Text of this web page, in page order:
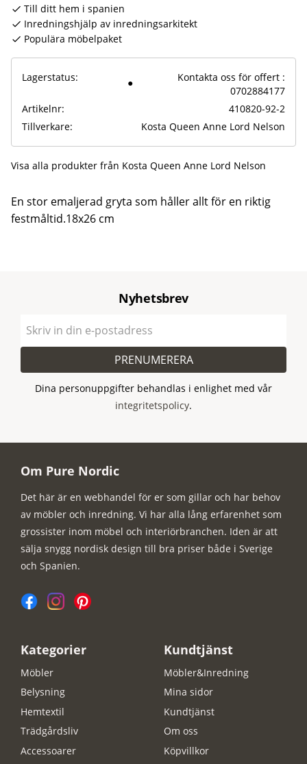
Till ditt hem i spanien
Inredningshjälp av inredningsarkitekt
Populära möbelpaket
Lagerstatus
Kontakta oss för offert :
0702884177
Artikelnr
410820-92-2
Tillverkare
Kosta Queen Anne Lord Nelson
Visa alla produkter från Kosta Queen Anne Lord Nelson
En stor emaljerad gryta som håller allt för en riktig
festmåltid.18x26 cm
Nyhetsbrev
PRENUMERERA
Dina personuppgifter behandlas i enlighet med vår
integritetspolicy.
Om Pure Nordic
Det här är en webhandel för er som gillar och har behov
av möbler och inredning. Vi har alla lång erfarenhet som
grossister inom möbel och interiörbranchen. Iden är att
sälja snygg nordisk design till bra priser både i Sverige
och Spanien.
Kategorier
Möbler
Belysning
Hemtextil
Trädgårdsliv
Accessoarer
Kundtjänst
Möbler&Inredning
Mina sidor
Kundtjänst
Om oss
Köpvillkor